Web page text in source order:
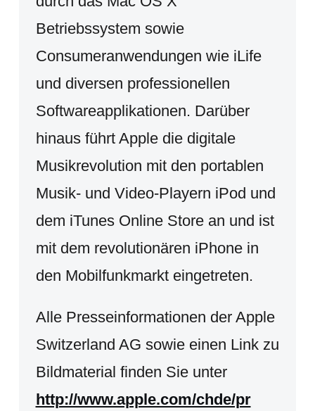
Betriebssystem sowie
Consumeranwendungen wie iLife
und diversen professionellen
Softwareapplikationen. Darüber
hinaus führt Apple die digitale
Musikrevolution mit den portablen
Musik- und Video-Playern iPod und
dem iTunes Online Store an und ist
mit dem revolutionären iPhone in
den Mobilfunkmarkt eingetreten.
Alle Presseinformationen der Apple
Switzerland AG sowie einen Link zu
Bildmaterial finden Sie unter
http://www.apple.com/chde/pr